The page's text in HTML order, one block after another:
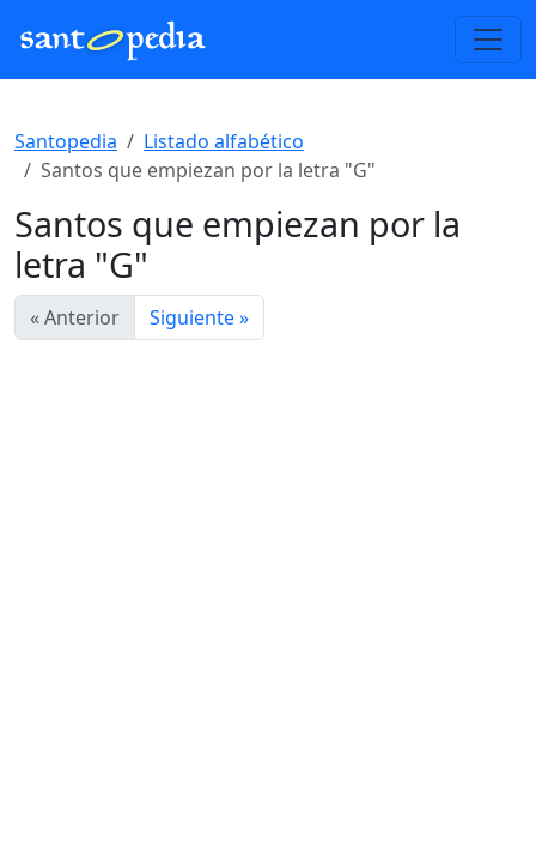
Santopedia
Listado alfabético
Santos que empiezan por la letra "G"
Santos que empiezan por la
letra "G"
« Anterior Siguiente »